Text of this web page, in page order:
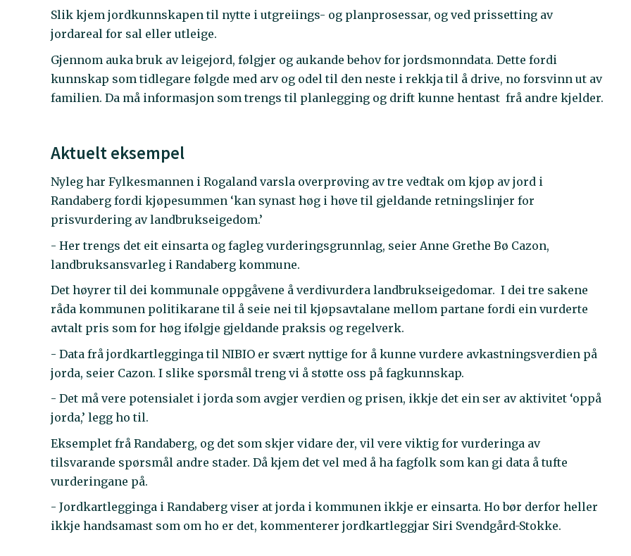
Slik kjem jordkunnskapen til nytte i utgreiings- og planprosessar, og ved prissetting av
jordareal for sal eller utleige.
Gjennom auka bruk av leigejord, følgjer og aukande behov for jordsmonndata. Dette fordi
kunnskap som tidlegare følgde med arv og odel til den neste i rekkja til å drive, no forsvinn ut av
familien. Da må informasjon som trengs til planlegging og drift kunne hentast frå andre kjelder.
Aktuelt eksempel
Nyleg har Fylkesmannen i Rogaland varsla overprøving av tre vedtak om kjøp av jord i
Randaberg fordi kjøpesummen ‘kan synast høg i høve til gjeldande retningslinjer for
prisvurdering av landbrukseigedom.’
- Her trengs det eit einsarta og fagleg vurderingsgrunnlag, seier Anne Grethe Bø Cazon,
landbruksansvarleg i Randaberg kommune.
Det høyrer til dei kommunale oppgåvene å verdivurdera landbrukseigedomar. I dei tre sakene
råda kommunen politikarane til å seie nei til kjøpsavtalane mellom partane fordi ein vurderte
avtalt pris som for høg ifølgje gjeldande praksis og regelverk.
- Data frå jordkartlegginga til NIBIO er svært nyttige for å kunne vurdere avkastningsverdien på
jorda, seier Cazon. I slike spørsmål treng vi å støtte oss på fagkunnskap.
- Det må vere potensialet i jorda som avgjer verdien og prisen, ikkje det ein ser av aktivitet ‘oppå
jorda,’ legg ho til.
Eksemplet frå Randaberg, og det som skjer vidare der, vil vere viktig for vurderinga av
tilsvarande spørsmål andre stader. Då kjem det vel med å ha fagfolk som kan gi data å tufte
vurderingane på.
- Jordkartlegginga i Randaberg viser at jorda i kommunen ikkje er einsarta. Ho bør derfor heller
ikkje handsamast som om ho er det, kommenterer jordkartleggjar Siri Svendgård-Stokke.